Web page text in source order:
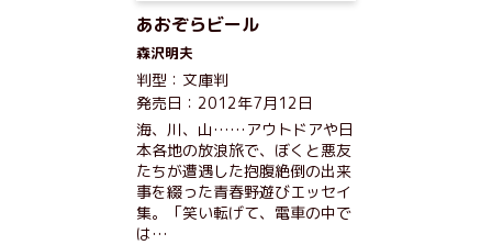
あおぞらビール
森沢明夫
判型：文庫判
発売日：2012年7月12日
海、川、山……アウトドアや日
本各地の放浪旅で、ぼくと悪友
たちが遭遇した抱腹絶倒の出来
事を綴った青春野遊びエッセイ
集。「笑い転げて、電車の中で
は…